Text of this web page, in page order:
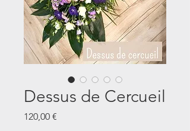
Dessus de Cercueil
120,00 €